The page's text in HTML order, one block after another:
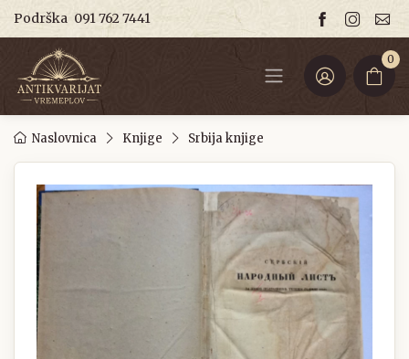
Podrška 091 762 7441
0
Naslovnica Knjige Srbija knjige